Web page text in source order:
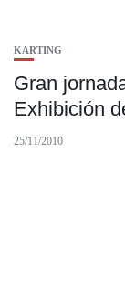
KARTING
Gran
Exhibición
25/11/2010